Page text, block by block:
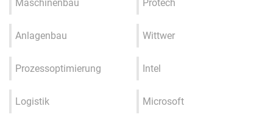
Maschinenbau
Anlagenbau
Prozessoptimierung
Logistik
Protech
Wittwer
Intel
Microsoft